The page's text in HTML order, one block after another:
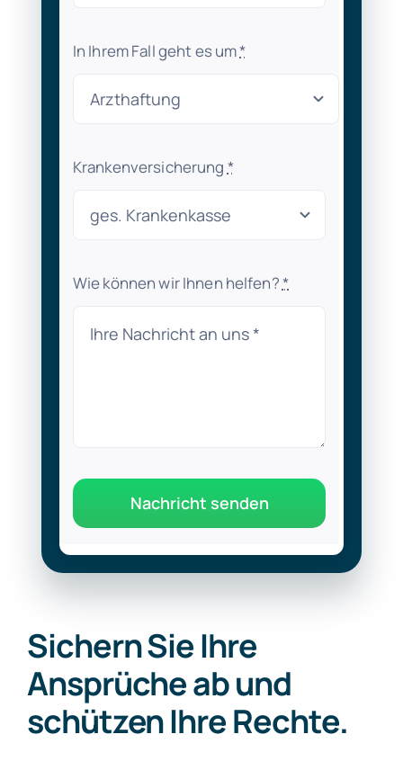
In Ihrem Fall geht es um*
Krankenversicherung *
Wie können wir Ihnen helfen?*
Nachricht senden
Sichern Sie Ihre
Ansprüche ab und
schützen Ihre Rechte.